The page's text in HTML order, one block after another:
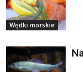
Wędki morskie